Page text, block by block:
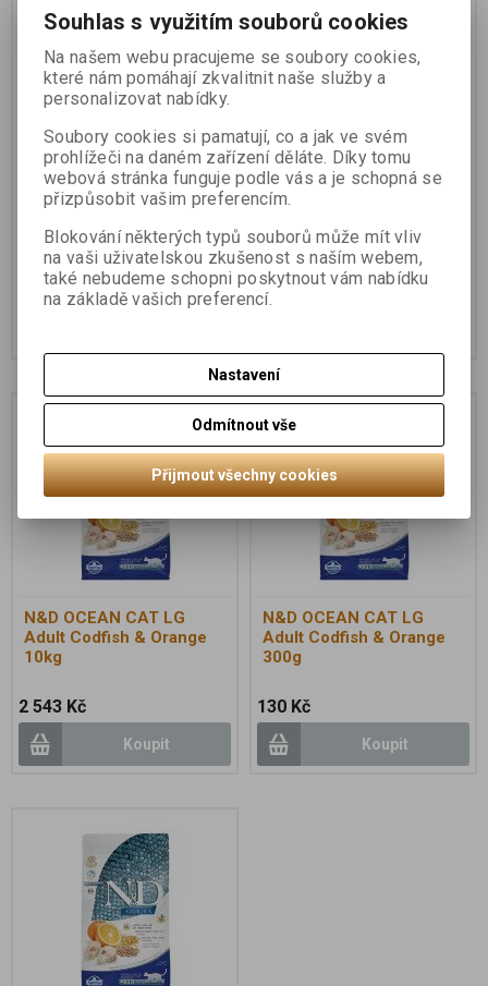
N&D OCEAN CAT Adult
1 642 Kč
N&D OCEAN CAT Adult
Orange 1,5kg
696 Kč
N&D OCEAN CAT LG
Adult Codfish & Orange
10kg
2 543 Kč
Koupit
N&D OCEAN CAT LG
Adult Codfish & Orange
300g
130 Kč
Koupit
Souhlas s využitím souborů cookies
Na našem webu pracujeme se soubory cookies,
které nám pomáhají zkvalitnit naše služby a
personalizovat nabídky.
Soubory cookies si pamatují, co a jak ve svém
prohlížeči na daném zařízení děláte. Díky tomu
webová stránka funguje podle vás a je schopná se
přizpůsobit vašim preferencím.
Blokování některých typů souborů může mít vliv
na vaši uživatelskou zkušenost s naším webem,
také nebudeme schopni poskytnout vám nabídku
na základě vašich preferencí.
Nastavení
Odmítnout vše
Přijmout všechny cookies